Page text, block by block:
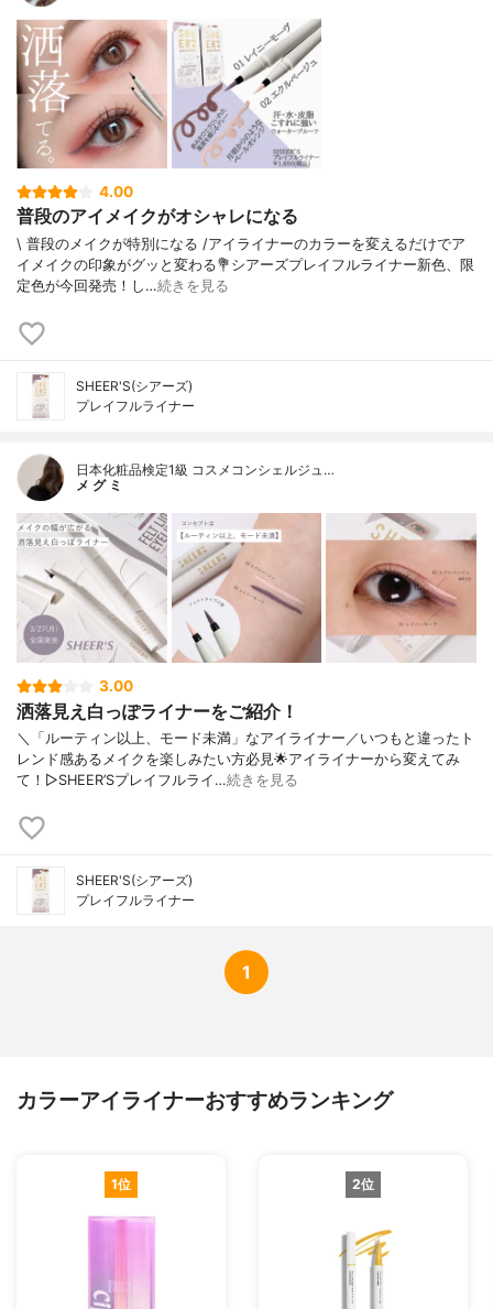
4.00
普段のアイメイクがオシャレになる
\ 普段のメイクが特別になる /⁡アイライナーのカラーを変えるだけでア
イメイクの印象がグッと変わる⁡⁡💐シアーズプレイフルライナー⁡新色、限
定色が今回発売！⁡し…続きを見る
SHEER'S(シアーズ)
プレイフルライナー
日本化粧品検定1級 コスメコンシェルジュ…
メ グ ミ
3.00
洒落見え白っぽライナーをご紹介！
＼「ルーティン以上、モード未満」なアイライナー／いつもと違ったト
レンド感あるメイクを楽しみたい方必見🌟アイライナーから変えてみ
て！▷SHEER’Sプレイフルライ…続きを見る
SHEER'S(シアーズ)
プレイフルライナー
1
カラーアイライナーおすすめランキング
1位 2位